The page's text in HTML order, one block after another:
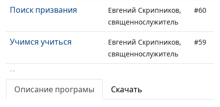
Поиск призвания
Евгений Скрипников,
священнослужитель
#60
Учимся учиться
Евгений Скрипников,
священнослужитель
#59
Как правильно
конфликтовать?
священнослужитель
Описание програмы Скачать